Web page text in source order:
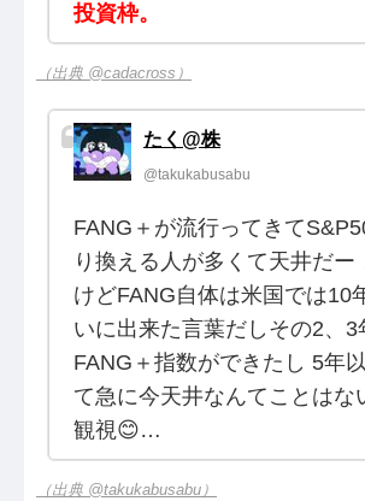
投資枠。
（出典 @cadacross）
たく@株
@takukabusabu
FANG＋が流行ってきて
り換える人が多くて天井だー
けどFANG自体は米国では10
いに出来た言葉だしその2、3
FANG＋指数ができたし 5年
て急に今天井なんてことはな
観視😊…
（出典 @takukabusabu）